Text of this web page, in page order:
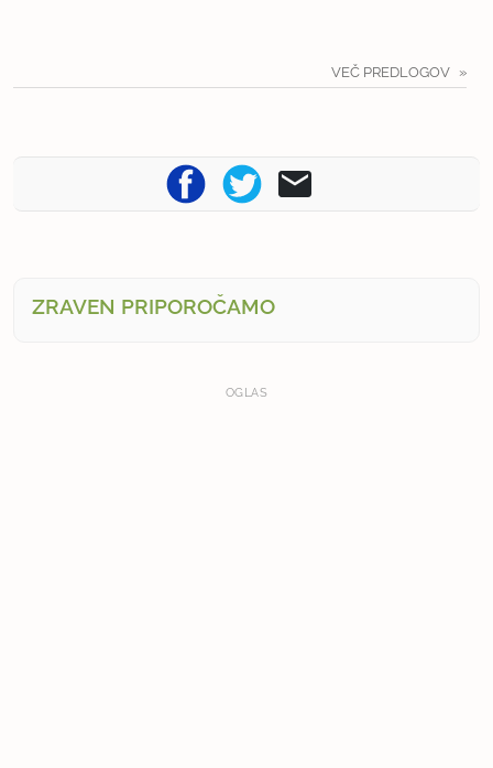
VEČ PREDLOGOV
ZRAVEN PRIPOROČAMO
OGLAS